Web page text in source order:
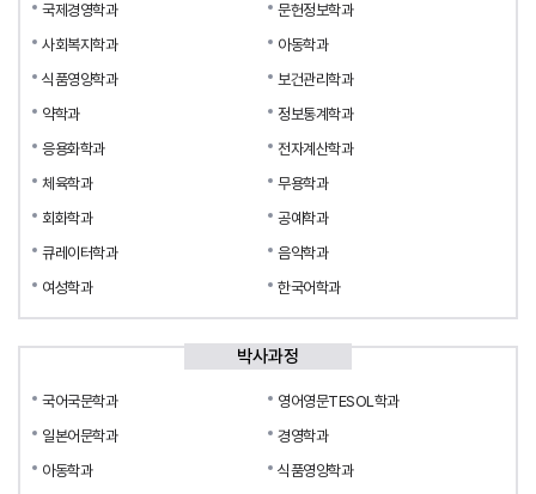
국제경영학과
문헌정보학과
사회복지학과
아동학과
식품영양학과
보건관리학과
약학과
정보통계학과
응용화학과
전자계산학과
체육학과
무용학과
회화학과
공예학과
큐레이터학과
음악학과
여성학과
한국어학과
박사과정
국어국문학과
영어영문TESOL학과
일본어문학과
경영학과
아동학과
식품영양학과